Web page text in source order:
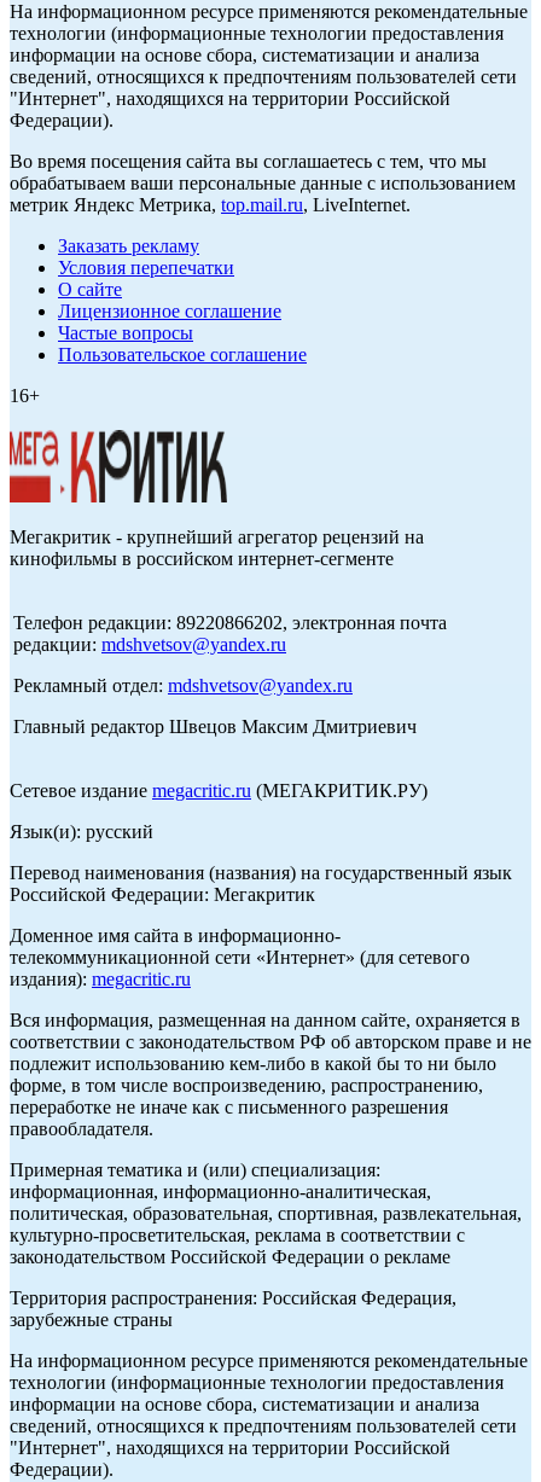
На информационном ресурсе применяются рекомендательные
технологии (информационные технологии предоставления
информации на основе сбора, систематизации и анализа
сведений, относящихся к предпочтениям пользователей сети
"Интернет", находящихся на территории Российской
Федерации).
Во время посещения сайта вы соглашаетесь с тем, что мы
обрабатываем ваши персональные данные с использованием
метрик Яндекс Метрика, top.mail.ru, LiveInternet.
Заказать рекламу
Условия перепечатки
О сайте
Лицензионное соглашение
Частые вопросы
Пользовательское соглашение
16+
Мегакритик - крупнейший агрегатор рецензий на
кинофильмы в российском интернет-сегменте
Телефон редакции: 89220866202, электронная почта
редакции: mdshvetsov@yandex.ru
Рекламный отдел: mdshvetsov@yandex.ru
Главный редактор Швецов Максим Дмитриевич
Сетевое издание megacritic.ru (МЕГАКРИТИК.РУ)
Язык(и): русский
Перевод наименования (названия) на государственный язык
Российской Федерации: Мегакритик
Доменное имя сайта в информационно-
телекоммуникационной сети «Интернет» (для сетевого
издания): megacritic.ru
Вся информация, размещенная на данном сайте, охраняется в
соответствии с законодательством РФ об авторском праве и не
подлежит использованию кем-либо в какой бы то ни было
форме, в том числе воспроизведению, распространению,
переработке не иначе как с письменного разрешения
правообладателя.
Примерная тематика и (или) специализация:
информационная, информационно-аналитическая,
политическая, образовательная, спортивная, развлекательная,
культурно-просветительская, реклама в соответствии с
законодательством Российской Федерации о рекламе
Территория распространения: Российская Федерация,
зарубежные страны
На информационном ресурсе применяются рекомендательные
технологии (информационные технологии предоставления
информации на основе сбора, систематизации и анализа
сведений, относящихся к предпочтениям пользователей сети
"Интернет", находящихся на территории Российской
Федерации).